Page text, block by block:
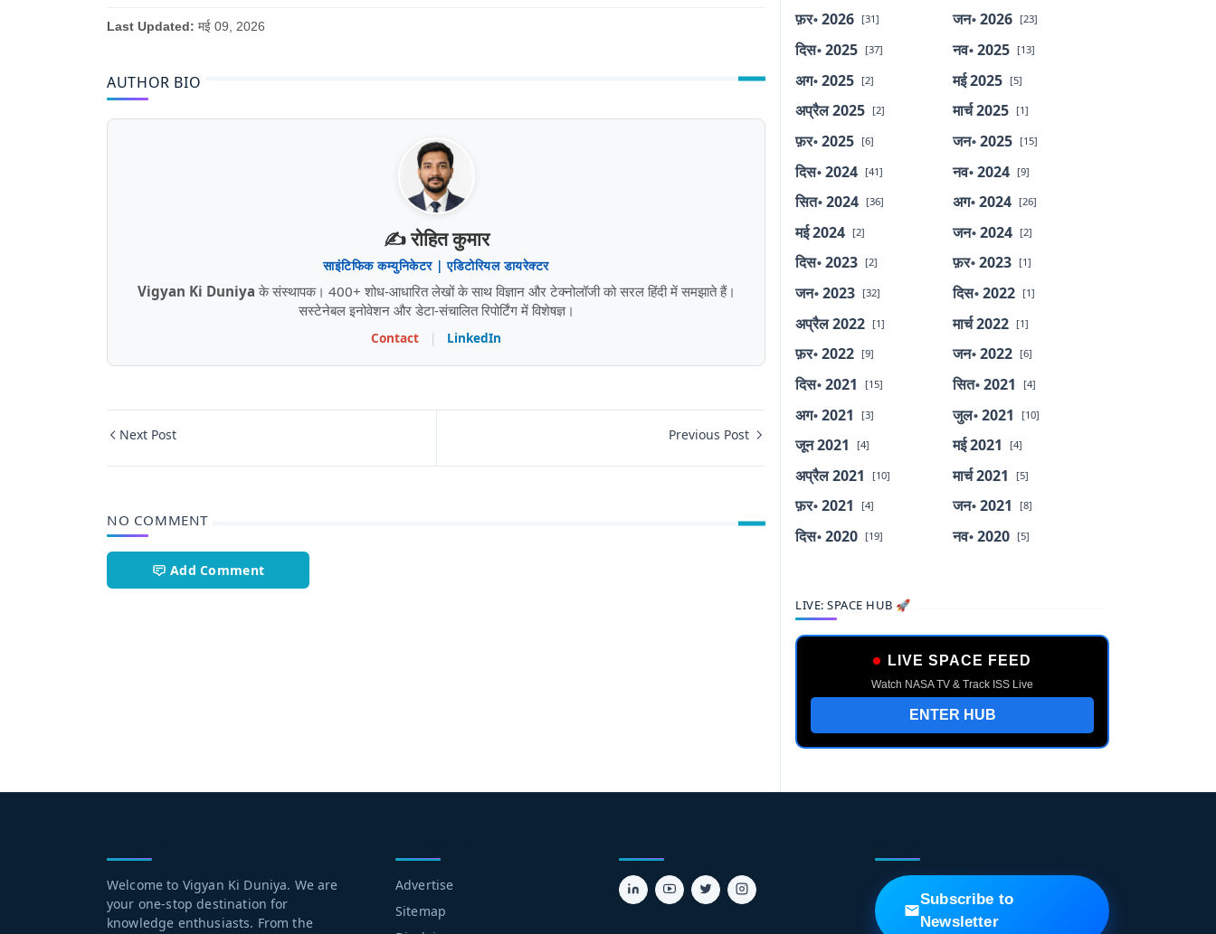
Last Updated: मई 09, 2026
AUTHOR BIO
✍️ रोहित कुमार
साइंटिफिक कम्युनिकेटर | एडिटोरियल डायरेक्टर
Vigyan Ki Duniya के संस्थापक। 400+ शोध-आधारित लेखों के साथ विज्ञान और टेक्नोलॉजी को सरल हिंदी में समझाते हैं।
सस्टेनेबल इनोवेशन और डेटा-संचालित रिपोर्टिंग में विशेषज्ञ।
Contact | LinkedIn
Next Post Previous Post
NO COMMENT
Add Comment
फ़र॰ 2026 [31] जन॰ 2026 [23]
दिस॰ 2025 [37] नव॰ 2025 [13]
अग॰ 2025 [2] मई 2025 [5]
अप्रैल 2025 [2] मार्च 2025 [1]
फ़र॰ 2025 [6] जन॰ 2025 [15]
दिस॰ 2024 [41] नव॰ 2024 [9]
सित॰ 2024 [36] अग॰ 2024 [26]
मई 2024 [2] जन॰ 2024 [2]
दिस॰ 2023 [2] फ़र॰ 2023 [1]
जन॰ 2023 [32] दिस॰ 2022 [1]
अप्रैल 2022 [1] मार्च 2022 [1]
फ़र॰ 2022 [9] जन॰ 2022 [6]
दिस॰ 2021 [15] सित॰ 2021 [4]
अग॰ 2021 [3] जुल॰ 2021 [10]
जून 2021 [4] मई 2021 [4]
अप्रैल 2021 [10] मार्च 2021 [5]
फ़र॰ 2021 [4] जन॰ 2021 [8]
दिस॰ 2020 [19] नव॰ 2020 [5]
LIVE: SPACE HUB 🚀
LIVE SPACE FEED
Watch NASA TV & Track ISS Live
ENTER HUB
Welcome to Vigyan Ki Duniya. We are
your one-stop destination for
knowledge enthusiasts. From the
Advertise
Sitemap
Subscribe to
Newsletter